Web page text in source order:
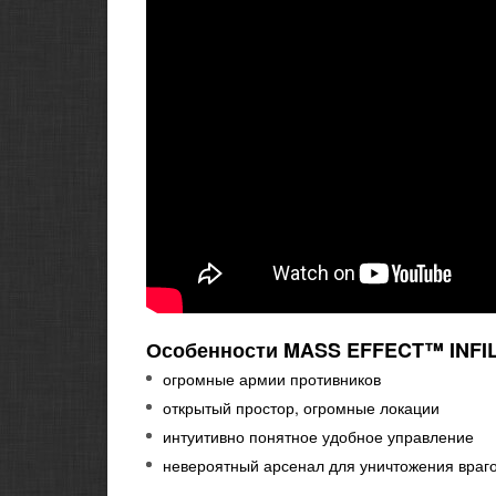
Особенности MASS EFFECT™
огромные армии противников
открытый простор, огромные локации
интуитивно понятное удобное управление
невероятный арсенал для уничтожения